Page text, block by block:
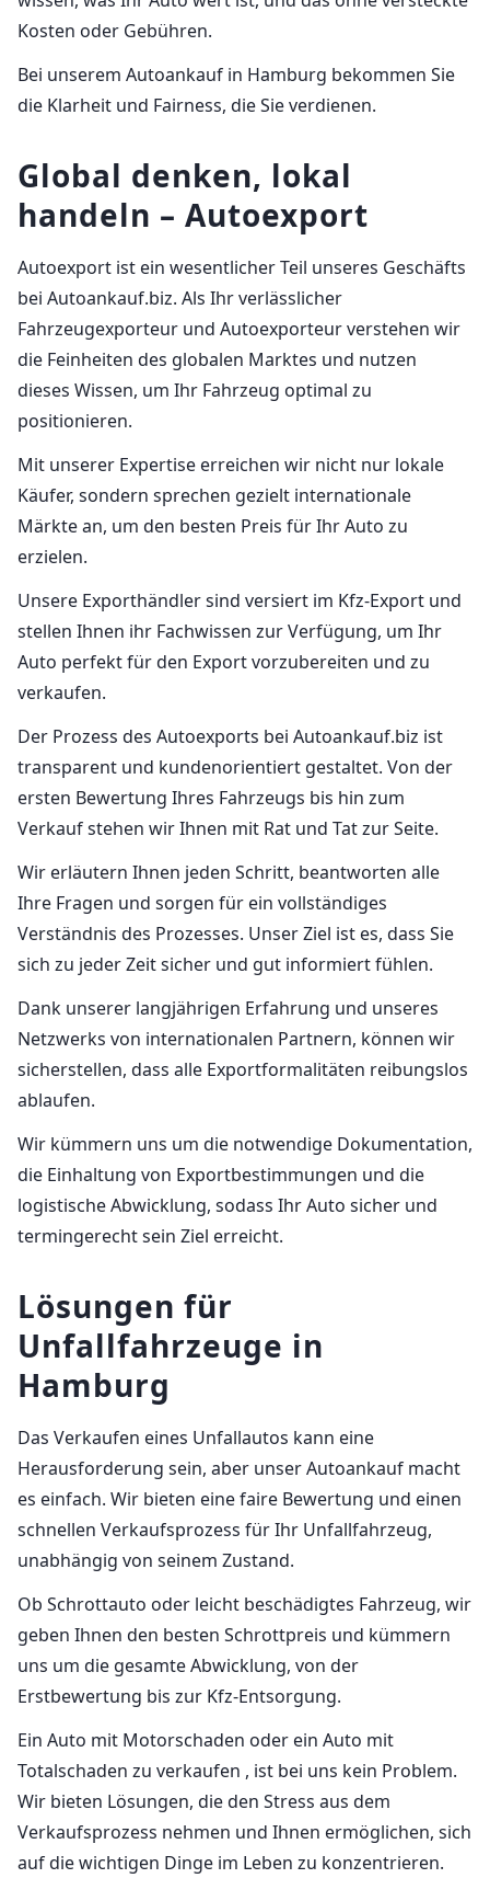
Kosten oder Gebühren.
Bei unserem Autoankauf in Hamburg bekommen Sie
die Klarheit und Fairness, die Sie verdienen.
Global denken, lokal
handeln – Autoexport
Autoexport ist ein wesentlicher Teil unseres Geschäfts
bei Autoankauf.biz. Als Ihr verlässlicher
Fahrzeugexporteur und Autoexporteur verstehen wir
die Feinheiten des globalen Marktes und nutzen
dieses Wissen, um Ihr Fahrzeug optimal zu
positionieren.
Mit unserer Expertise erreichen wir nicht nur lokale
Käufer, sondern sprechen gezielt internationale
Märkte an, um den besten Preis für Ihr Auto zu
erzielen.
Unsere Exporthändler sind versiert im Kfz-Export und
stellen Ihnen ihr Fachwissen zur Verfügung, um Ihr
Auto perfekt für den Export vorzubereiten und zu
verkaufen.
Der Prozess des Autoexports bei Autoankauf.biz ist
transparent und kundenorientiert gestaltet. Von der
ersten Bewertung Ihres Fahrzeugs bis hin zum
Verkauf stehen wir Ihnen mit Rat und Tat zur Seite.
Wir erläutern Ihnen jeden Schritt, beantworten alle
Ihre Fragen und sorgen für ein vollständiges
Verständnis des Prozesses. Unser Ziel ist es, dass Sie
sich zu jeder Zeit sicher und gut informiert fühlen.
Dank unserer langjährigen Erfahrung und unseres
Netzwerks von internationalen Partnern, können wir
sicherstellen, dass alle Exportformalitäten reibungslos
ablaufen.
Wir kümmern uns um die notwendige Dokumentation,
die Einhaltung von Exportbestimmungen und die
logistische Abwicklung, sodass Ihr Auto sicher und
termingerecht sein Ziel erreicht.
Lösungen für
Unfallfahrzeuge in
Hamburg
Das Verkaufen eines Unfallautos kann eine
Herausforderung sein, aber unser Autoankauf macht
es einfach. Wir bieten eine faire Bewertung und einen
schnellen Verkaufsprozess für Ihr Unfallfahrzeug,
unabhängig von seinem Zustand.
Ob Schrottauto oder leicht beschädigtes Fahrzeug, wir
geben Ihnen den besten Schrottpreis und kümmern
uns um die gesamte Abwicklung, von der
Erstbewertung bis zur Kfz-Entsorgung.
Ein Auto mit Motorschaden oder ein Auto mit
Totalschaden zu verkaufen , ist bei uns kein Problem.
Wir bieten Lösungen, die den Stress aus dem
Verkaufsprozess nehmen und Ihnen ermöglichen, sich
auf die wichtigen Dinge im Leben zu konzentrieren.